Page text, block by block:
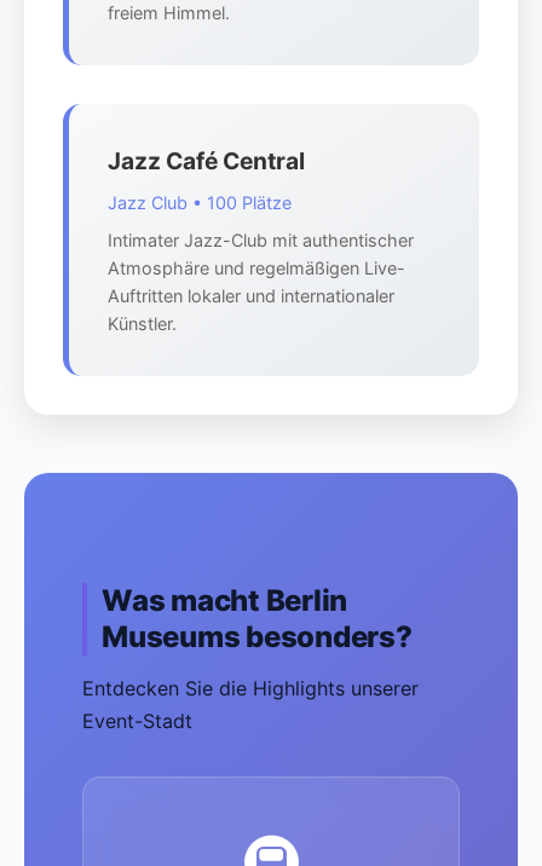
freiem Himmel.
Jazz Café Central
Jazz Club • 100 Plätze
Intimater Jazz-Club mit authentischer
Atmosphäre und regelmäßigen Live-
Auftritten lokaler und internationaler
Künstler.
Was macht Berlin
Museums besonders?
Entdecken Sie die Highlights unserer
Event-Stadt